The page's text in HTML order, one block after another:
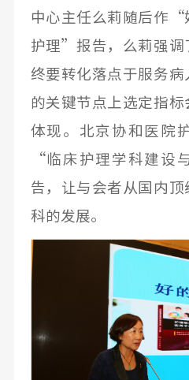
中心主任么莉随后作“
护理”报告，么莉强调
终要转化落点于服务病
的关键节点上选定指标
体现。北京协和医院
“临床护理学科建设
告，让与会者从国内
科的发展。